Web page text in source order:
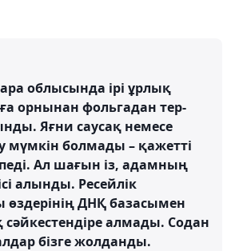
облысында ірі ұрлық
орнынан фольгадан тер-
Яғни саусақ немесе
мүмкін болмады – қажетті
Ал шағын із, адамның
алынды. Ресейлік
ДНҚ базасымен
сәйкестендіре алмады. Содан
бізге жолданды.